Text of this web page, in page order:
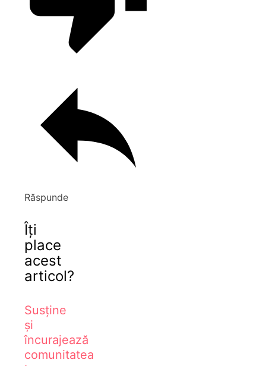
Răspunde
Îți
place
acest
articol?
Susține
și
încurajează
comunitatea